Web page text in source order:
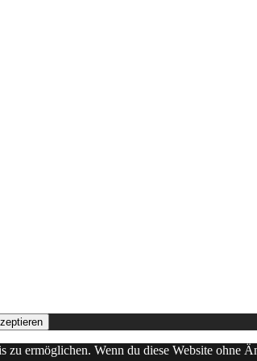
ermöglichen. Wenn du diese Website ohne